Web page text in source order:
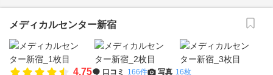
メディカルセンター新宿
4.75 口コミ 166件 写真 16枚